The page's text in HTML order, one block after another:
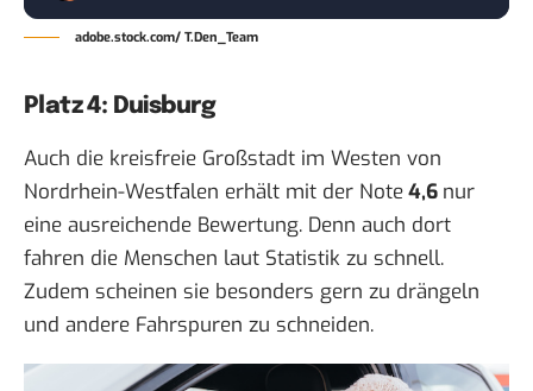
adobe.stock.com/ T.Den_Team
Platz 4: Duisburg
Auch die kreisfreie Großstadt im Westen von
Nordrhein-Westfalen erhält mit der Note4,6 nur
eine ausreichende Bewertung. Denn auch dort
fahren die Menschen laut Statistik zu schnell.
Zudem scheinen sie besonders gern zu drängeln
und andere Fahrspuren zu schneiden.